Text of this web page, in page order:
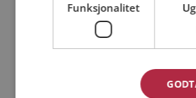
Min alder:
Funksjonalitet